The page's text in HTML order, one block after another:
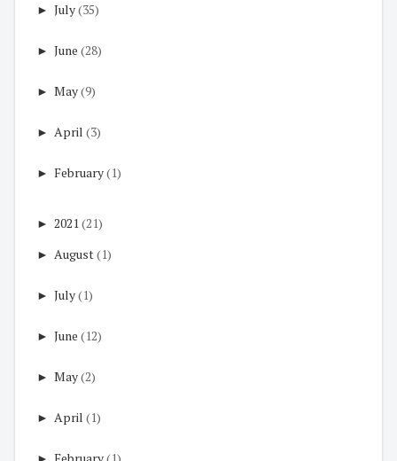
► July(35)
► June (28)
► May(9)
► April (3)
► February(1)
► 2021 (21)
► August(1)
► July(1)
► June (12)
► May(2)
► April (1)